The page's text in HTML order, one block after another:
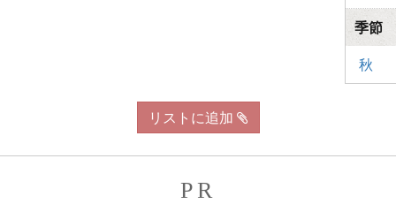
季節
秋
リストに追加
PR